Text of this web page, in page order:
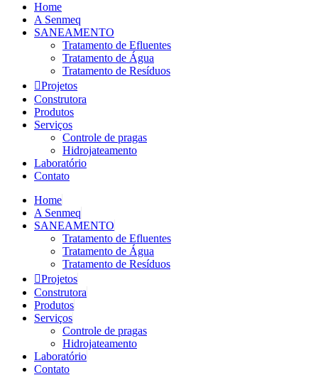
Home
A Senmeq
SANEAMENTO
Tratamento de Efluentes
Tratamento de Água
Tratamento de Resíduos
Projetos
Construtora
Produtos
Serviços
Controle de pragas
Hidrojateamento
Laboratório
Contato
Home
A Senmeq
SANEAMENTO
Tratamento de Efluentes
Tratamento de Água
Tratamento de Resíduos
Projetos
Construtora
Produtos
Serviços
Controle de pragas
Hidrojateamento
Laboratório
Contato